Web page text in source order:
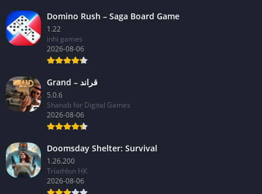
Domino Rush – Saga Board Game
1.22
inhi games
2026-08-06
Grand – قراند
5.0.6
Shanab for Digital Games
2026-08-06
Doomsday Shelter: Survival
1.26.200
Triathlon HK
2026-08-06